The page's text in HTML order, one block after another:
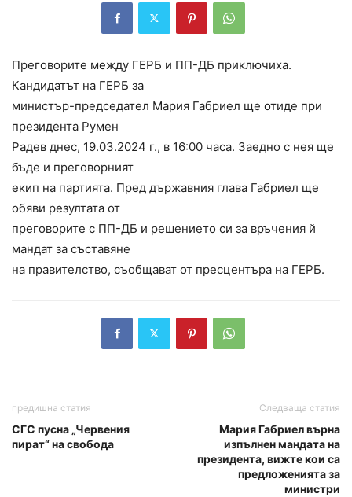
Преговорите между ГЕРБ и ПП-ДБ приключиха.
Кандидатът на ГЕРБ за
министър-председател Мария Габриел ще отиде при
президента Румен
Радев днес, 19.03.2024 г., в 16:00 часа. Заедно с нея ще
бъде и преговорният
екип на партията. Пред държавния глава Габриел ще
обяви резултата от
преговорите с ПП-ДБ и решението си за връчения й
мандат за съставяне
на правителство, съобщават от пресцентъра на ГЕРБ.
предишна статия
СГС пусна „Червения
пират“ на свобода
Следваща статия
Мария Габриел върна
изпълнен мандата на
президента, вижте кои са
предложенията за
министри